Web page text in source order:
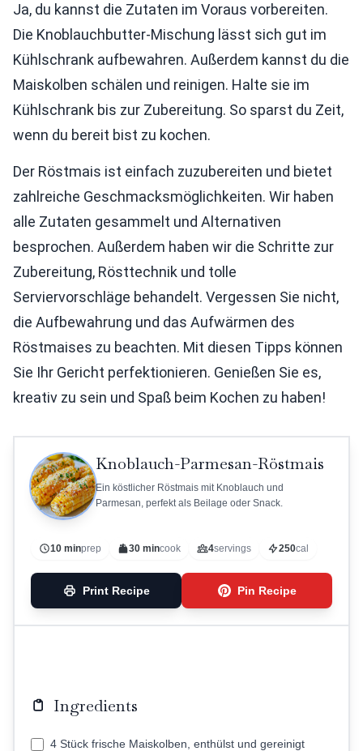
Ja, du kannst die Zutaten im Voraus vorbereiten.
Die Knoblauchbutter-Mischung lässt sich gut im
Kühlschrank aufbewahren. Außerdem kannst du die
Maiskolben schälen und reinigen. Halte sie im
Kühlschrank bis zur Zubereitung. So sparst du Zeit,
wenn du bereit bist zu kochen.
Der Röstmais ist einfach zuzubereiten und bietet
zahlreiche Geschmacksmöglichkeiten. Wir haben
alle Zutaten gesammelt und Alternativen
besprochen. Außerdem haben wir die Schritte zur
Zubereitung, Rösttechnik und tolle
Serviervorschläge behandelt. Vergessen Sie nicht,
die Aufbewahrung und das Aufwärmen des
Röstmaises zu beachten. Mit diesen Tipps können
Sie Ihr Gericht perfektionieren. Genießen Sie es,
kreativ zu sein und Spaß beim Kochen zu haben!
Knoblauch-Parmesan-Röstmais
Ein köstlicher Röstmais mit Knoblauch und
Parmesan, perfekt als Beilage oder Snack.
10 minprep 30 mincook 4servings 250cal
Print Recipe Pin Recipe
Ingredients
4 Stück frische Maiskolben, enthülst und gereinigt